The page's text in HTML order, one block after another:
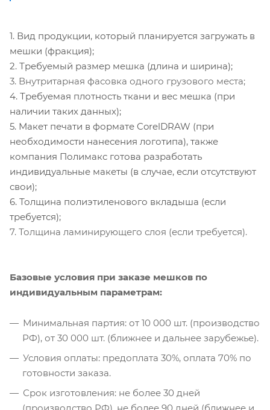
1. Вид продукции, который планируется загружать в
мешки (фракция);
2. Требуемый размер мешка (длина и ширина);
3. Внутритарная фасовка одного грузового места;
4. Требуемая плотность ткани и вес мешка (при
наличии таких данных);
5. Макет печати в формате CorelDRAW (при
необходимости нанесения логотипа), также
компания Полимакс готова разработать
индивидуальные макеты (в случае, если отсутствуют
свои);
6. Толщина полиэтиленового вкладыша (если
требуется);
7. Толщина ламинирующего слоя (если требуется).
Базовые условия при заказе мешков по
индивидуальным параметрам:
Минимальная партия: от 10 000 шт. (производство
РФ), от 30 000 шт. (ближнее и дальнее зарубежье).
Условия оплаты: предоплата 30%, оплата 70% по
готовности заказа.
Срок изготовления: не более 30 дней